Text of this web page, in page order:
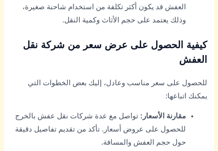
العفش قد يكون أكثر تكلفة من استخدام شاحنة صغيرة،
وذلك يعتمد على حجم الأثاث وكمية النقل.
كيفية الحصول على عرض سعر من شركة نقل
العفش
للحصول على سعر مناسب وعادل، إليك بعض الخطوات التي
يمكنك اتباعها:
مقارنة الأسعار: تواصل مع عدة شركات نقل عفش بالخرج
للحصول على عروض أسعار. تأكد من تقديم تفاصيل دقيقة
حول حجم العفش والمسافة.